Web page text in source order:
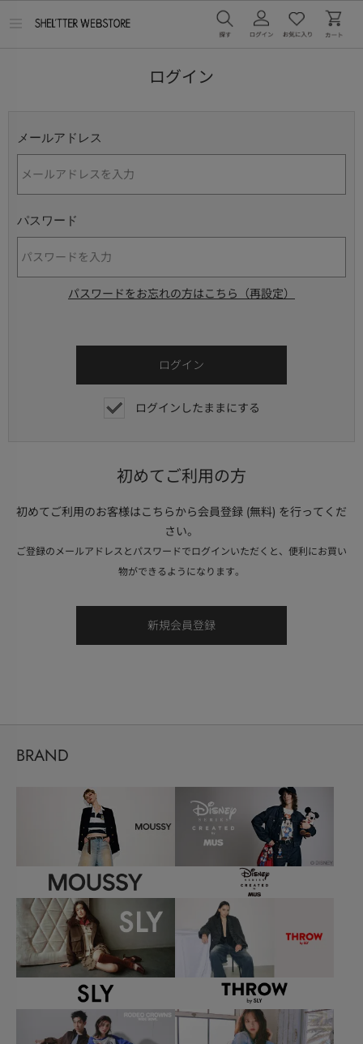
ログイン
メールアドレス
パスワード
パスワードをお忘れの方はこちら（再設定）
ログインしたままにする
初めてご利用の方
初めてご利用のお客様はこちらから会員登録 (無料) を行ってくだ
さい。
ご登録のメールアドレスとパスワードでログインいただくと、便利にお買い
物ができるようになります。
BRAND